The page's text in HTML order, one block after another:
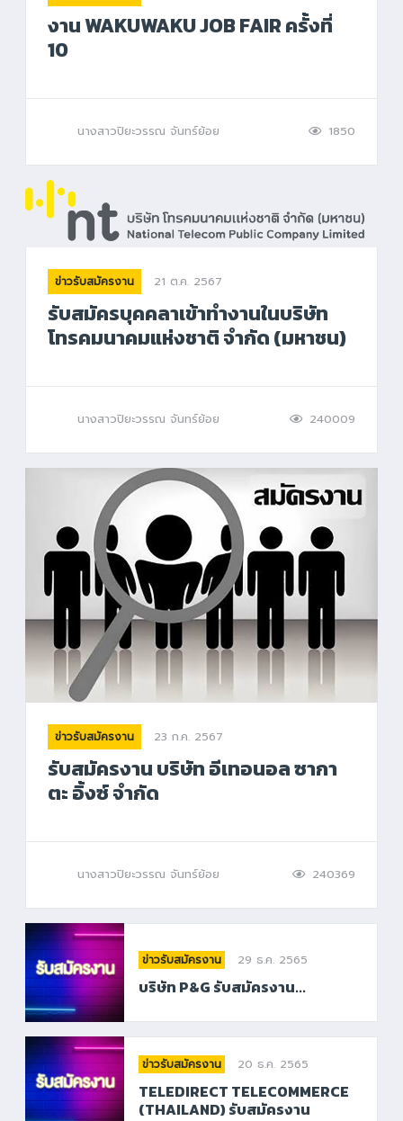
งาน WAKUWAKU JOB FAIR ครั้งที่
10
นางสาวปิยะวรรณ จันทร์ย้อย 1850
ข่าวรับสมัครงาน 21 ต.ค. 2567
รับสมัครบุคคลาเข้าทำงานในบริษัท
โทรคมนาคมแห่งชาติ จำกัด (มหาชน)
นางสาวปิยะวรรณ จันทร์ย้อย 240009
ข่าวรับสมัครงาน 23 ก.ค. 2567
รับสมัครงาน บริษัท อีเทอนอล ซากา
ตะ อิ้งซ์ จำกัด
นางสาวปิยะวรรณ จันทร์ย้อย 240369
ข่าวรับสมัครงาน 29 ธ.ค. 2565
บริษัท P&G รับสมัครงาน...
ข่าวรับสมัครงาน 20 ธ.ค. 2565
TELEDIRECT TELECOMMERCE
(THAILAND) รับสมัครงาน